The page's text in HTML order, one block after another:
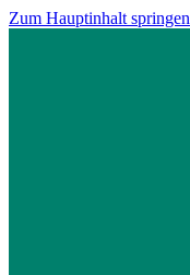
Zum Hauptinhalt springen